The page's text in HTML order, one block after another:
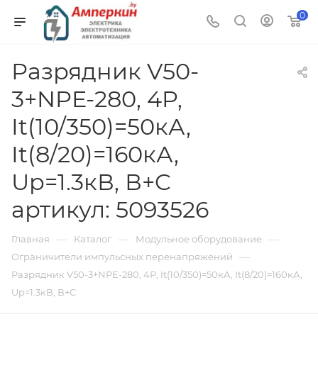
0
Разрядник V50-
3+NPE-280, 4P,
It(10/350)=50кА,
It(8/20)=160кА,
Up=1.3кВ, В+C
артикул: 5093526
Главная — Каталог — Модульное оборудование —
Ограничители импульсных перенапряжений —
Разрядник V50-3+NPE-280, 4P, It(10/350)=50кА, It(8/20)=160кА,
Up=1.3кВ, В+C